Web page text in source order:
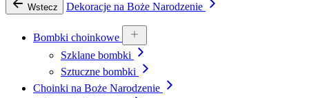
Wstecz Dekoracje na Boże Narodzenie
Bombki choinkowe
Szklane bombki
Sztuczne bombki
Choinki na Boże Narodzenie